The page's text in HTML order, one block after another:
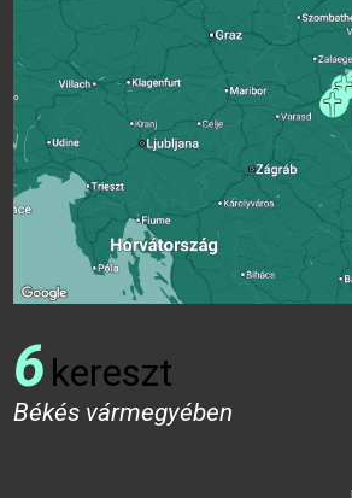
6 kereszt
Békés vármegyében